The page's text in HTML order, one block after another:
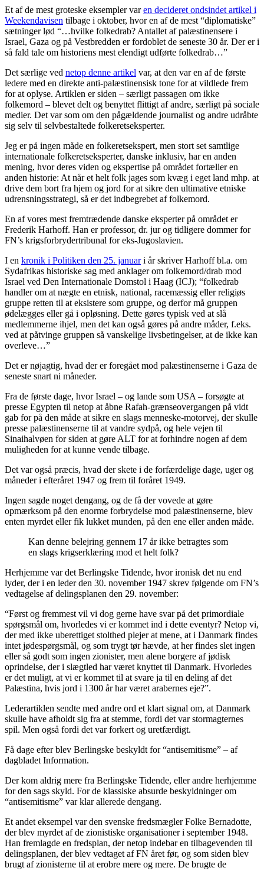
Et af de mest groteske eksempler varen decideret ondsindet artikel i
Weekendavisen tilbage i oktober, hvor en af de mest “diplomatiske”
sætninger lød “…hvilke folkedrab? Antallet af palæstinensere i
Israel, Gaza og på Vestbredden er fordoblet de seneste 30 år. Der er i
så fald tale om historiens mest elendigt udførte folkedrab…”
Det særlige ved netop denne artikel var, at den var en af de første
ledere med en direkte anti-palæstinensisk tone for at vildlede frem
for at oplyse. Artiklen er siden – særligt passagen om ikke
folkemord – blevet delt og benyttet flittigt af andre, særligt på sociale
medier. Det var som om den pågældende journalist og andre udråbte
sig selv til selvbestaltede folkeretseksperter.
Jeg er på ingen måde en folkeretsekspert, men stort set samtlige
internationale folkeretseksperter, danske inklusiv, har en anden
mening, hvor deres viden og ekspertise på området fortæller en
anden historie: At når et helt folk jages som kvæg i eget land mhp. at
drive dem bort fra hjem og jord for at sikre den ultimative etniske
udrensningsstrategi, så er det indbegrebet af folkemord.
En af vores mest fremtrædende danske eksperter på området er
Frederik Harhoff. Han er professor, dr. jur og tidligere dommer for
FN’s krigsforbrydertribunal for eks-Jugoslavien.
I en kronik i Politiken den 25. januari år skriver Harhoff bl.a. om
Sydafrikas historiske sag med anklager om folkemord/drab mod
Israel ved Den Internationale Domstol i Haag (ICJ); “folkedrab
handler om at nægte en etnisk, national, racemæssig eller religiøs
gruppe retten til at eksistere som gruppe, og derfor må gruppen
ødelægges eller gå i opløsning. Dette gøres typisk ved at slå
medlemmerne ihjel, men det kan også gøres på andre måder, f.eks.
ved at påtvinge gruppen så vanskelige livsbetingelser, at de ikke kan
overleve…”
Det er nøjagtig, hvad der er foregået mod palæstinenserne i Gaza de
seneste snart ni måneder.
Fra de første dage, hvor Israel – og lande som USA – forsøgte at
presse Egypten til netop at åbne Rafah-grænseovergangen på vidt
gab for på den måde at sikre en slags menneske-motorvej, der skulle
presse palæstinenserne til at vandre sydpå, og hele vejen til
Sinaihalvøen for siden at gøre ALT for at forhindre nogen af dem
muligheden for at kunne vende tilbage.
Det var også præcis, hvad der skete i de forfærdelige dage, uger og
måneder i efteråret 1947 og frem til foråret 1949.
Ingen sagde noget dengang, og de få der vovede at gøre
opmærksom på den enorme forbrydelse mod palæstinenserne, blev
enten myrdet eller fik lukket munden, på den ene eller anden måde.
Kan denne belejring gennem 17 år ikke betragtes som
en slags krigserklæring mod et helt folk?
Herhjemme var det Berlingske Tidende, hvor ironisk det nu end
lyder, der i en leder den 30. november 1947 skrev følgende om FN’s
vedtagelse af delingsplanen den 29. november:
“Først og fremmest vil vi dog gerne have svar på det primordiale
spørgsmål om, hvorledes vi er kommet ind i dette eventyr? Netop vi,
der med ikke uberettiget stolthed plejer at mene, at i Danmark findes
intet jødespørgsmål, og som trygt tør hævde, at her findes slet ingen
eller så godt som ingen zionister, men alene borgere af jødisk
oprindelse, der i slægtled har været knyttet til Danmark. Hvorledes
er det muligt, at vi er kommet til at svare ja til en deling af det
Palæstina, hvis jord i 1300 år har været arabernes eje?”.
Lederartiklen sendte med andre ord et klart signal om, at Danmark
skulle have afholdt sig fra at stemme, fordi det var stormagternes
spil. Men også fordi det var forkert og uretfærdigt.
Få dage efter blev Berlingske beskyldt for “antisemitisme” – af
dagbladet Information.
Der kom aldrig mere fra Berlingske Tidende, eller andre herhjemme
for den sags skyld. For de klassiske absurde beskyldninger om
“antisemitisme” var klar allerede dengang.
Et andet eksempel var den svenske fredsmægler Folke Bernadotte,
der blev myrdet af de zionistiske organisationer i september 1948.
Han fremlagde en fredsplan, der netop indebar en tilbagevenden til
delingsplanen, der blev vedtaget af FN året før, og som siden blev
brugt af zionisterne til at erobre mere og mere. De brugte de